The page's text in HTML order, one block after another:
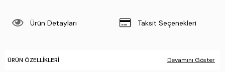
Ürün Detayları Taksit Seçenekleri
ÜRÜN ÖZELLIKLERI Devamını Göster